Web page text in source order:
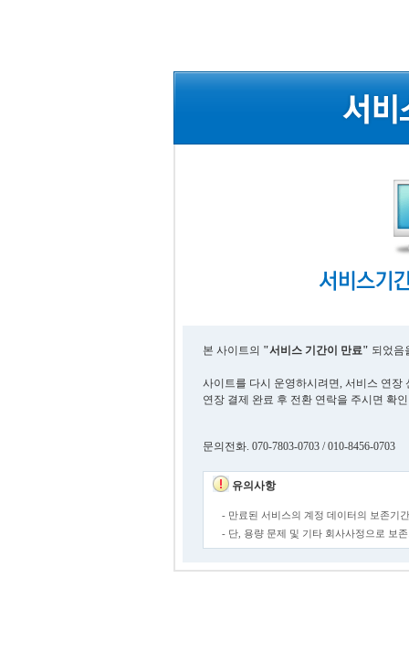
본 사이트의 "서비스 기간이 만료" 되었음
사이트를 다시 운영하시려면, 서비스 연장
연장 결제 완료 후 전환 연락을 주시면 확
문의전화. 070-7803-0703 / 010-8456-0703
유의사항
- 만료된 서비스의 계정 데이터의 보존기
- 단, 용량 문제 및 기타 회사사정으로 보